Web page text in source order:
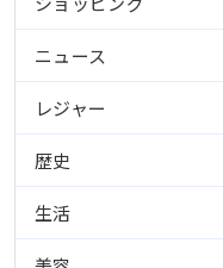
ニュース
レジャー
歴史
生活